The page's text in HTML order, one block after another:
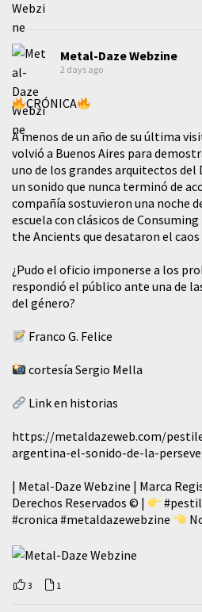
Metal-Daze Webzine
2 days ago
CRÓNICA
A menos de un año de su última
volvió a Buenos Aires para
uno de los grandes arquitectos del
un sonido que nunca terminó de
compañía sostuvieron una noche
escuela con clásicos de
the Ancients que desataron el
¿Pudo el oficio imponerse a los
respondió el público ante una de
del género?
Franco G. Felice
cortesía Sergio Mella
Link en historias
https://metaldazeweb.com/
argentina-el-sonido-de-la-
| Metal-Daze Webzine | Marca
Derechos Reservados © |
#cronica #metaldazewebzine
3 1